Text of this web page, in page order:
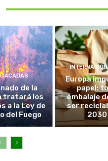
de la
tratará los
a la Ley de
del Fuego
Europa
papel:
embalaje
ser
2030